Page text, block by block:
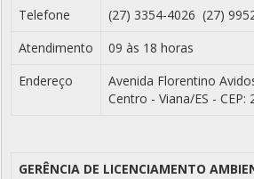
Telefone
(27) 3354-4026 (27)
Atendimento
09 às 18 horas
Endereço
Avenida Florentino
Centro - Viana/ES - CEP:
GERÊNCIA DE LICENCIAMENTO